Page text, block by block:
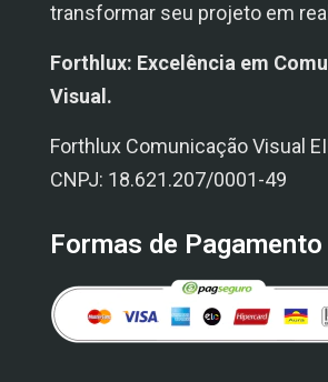
transformar seu projeto em
Forthlux: Excelência em
Visual.
Forthlux Comunicação Visual
CNPJ: 18.621.207/0001-49
Formas de Pagamento